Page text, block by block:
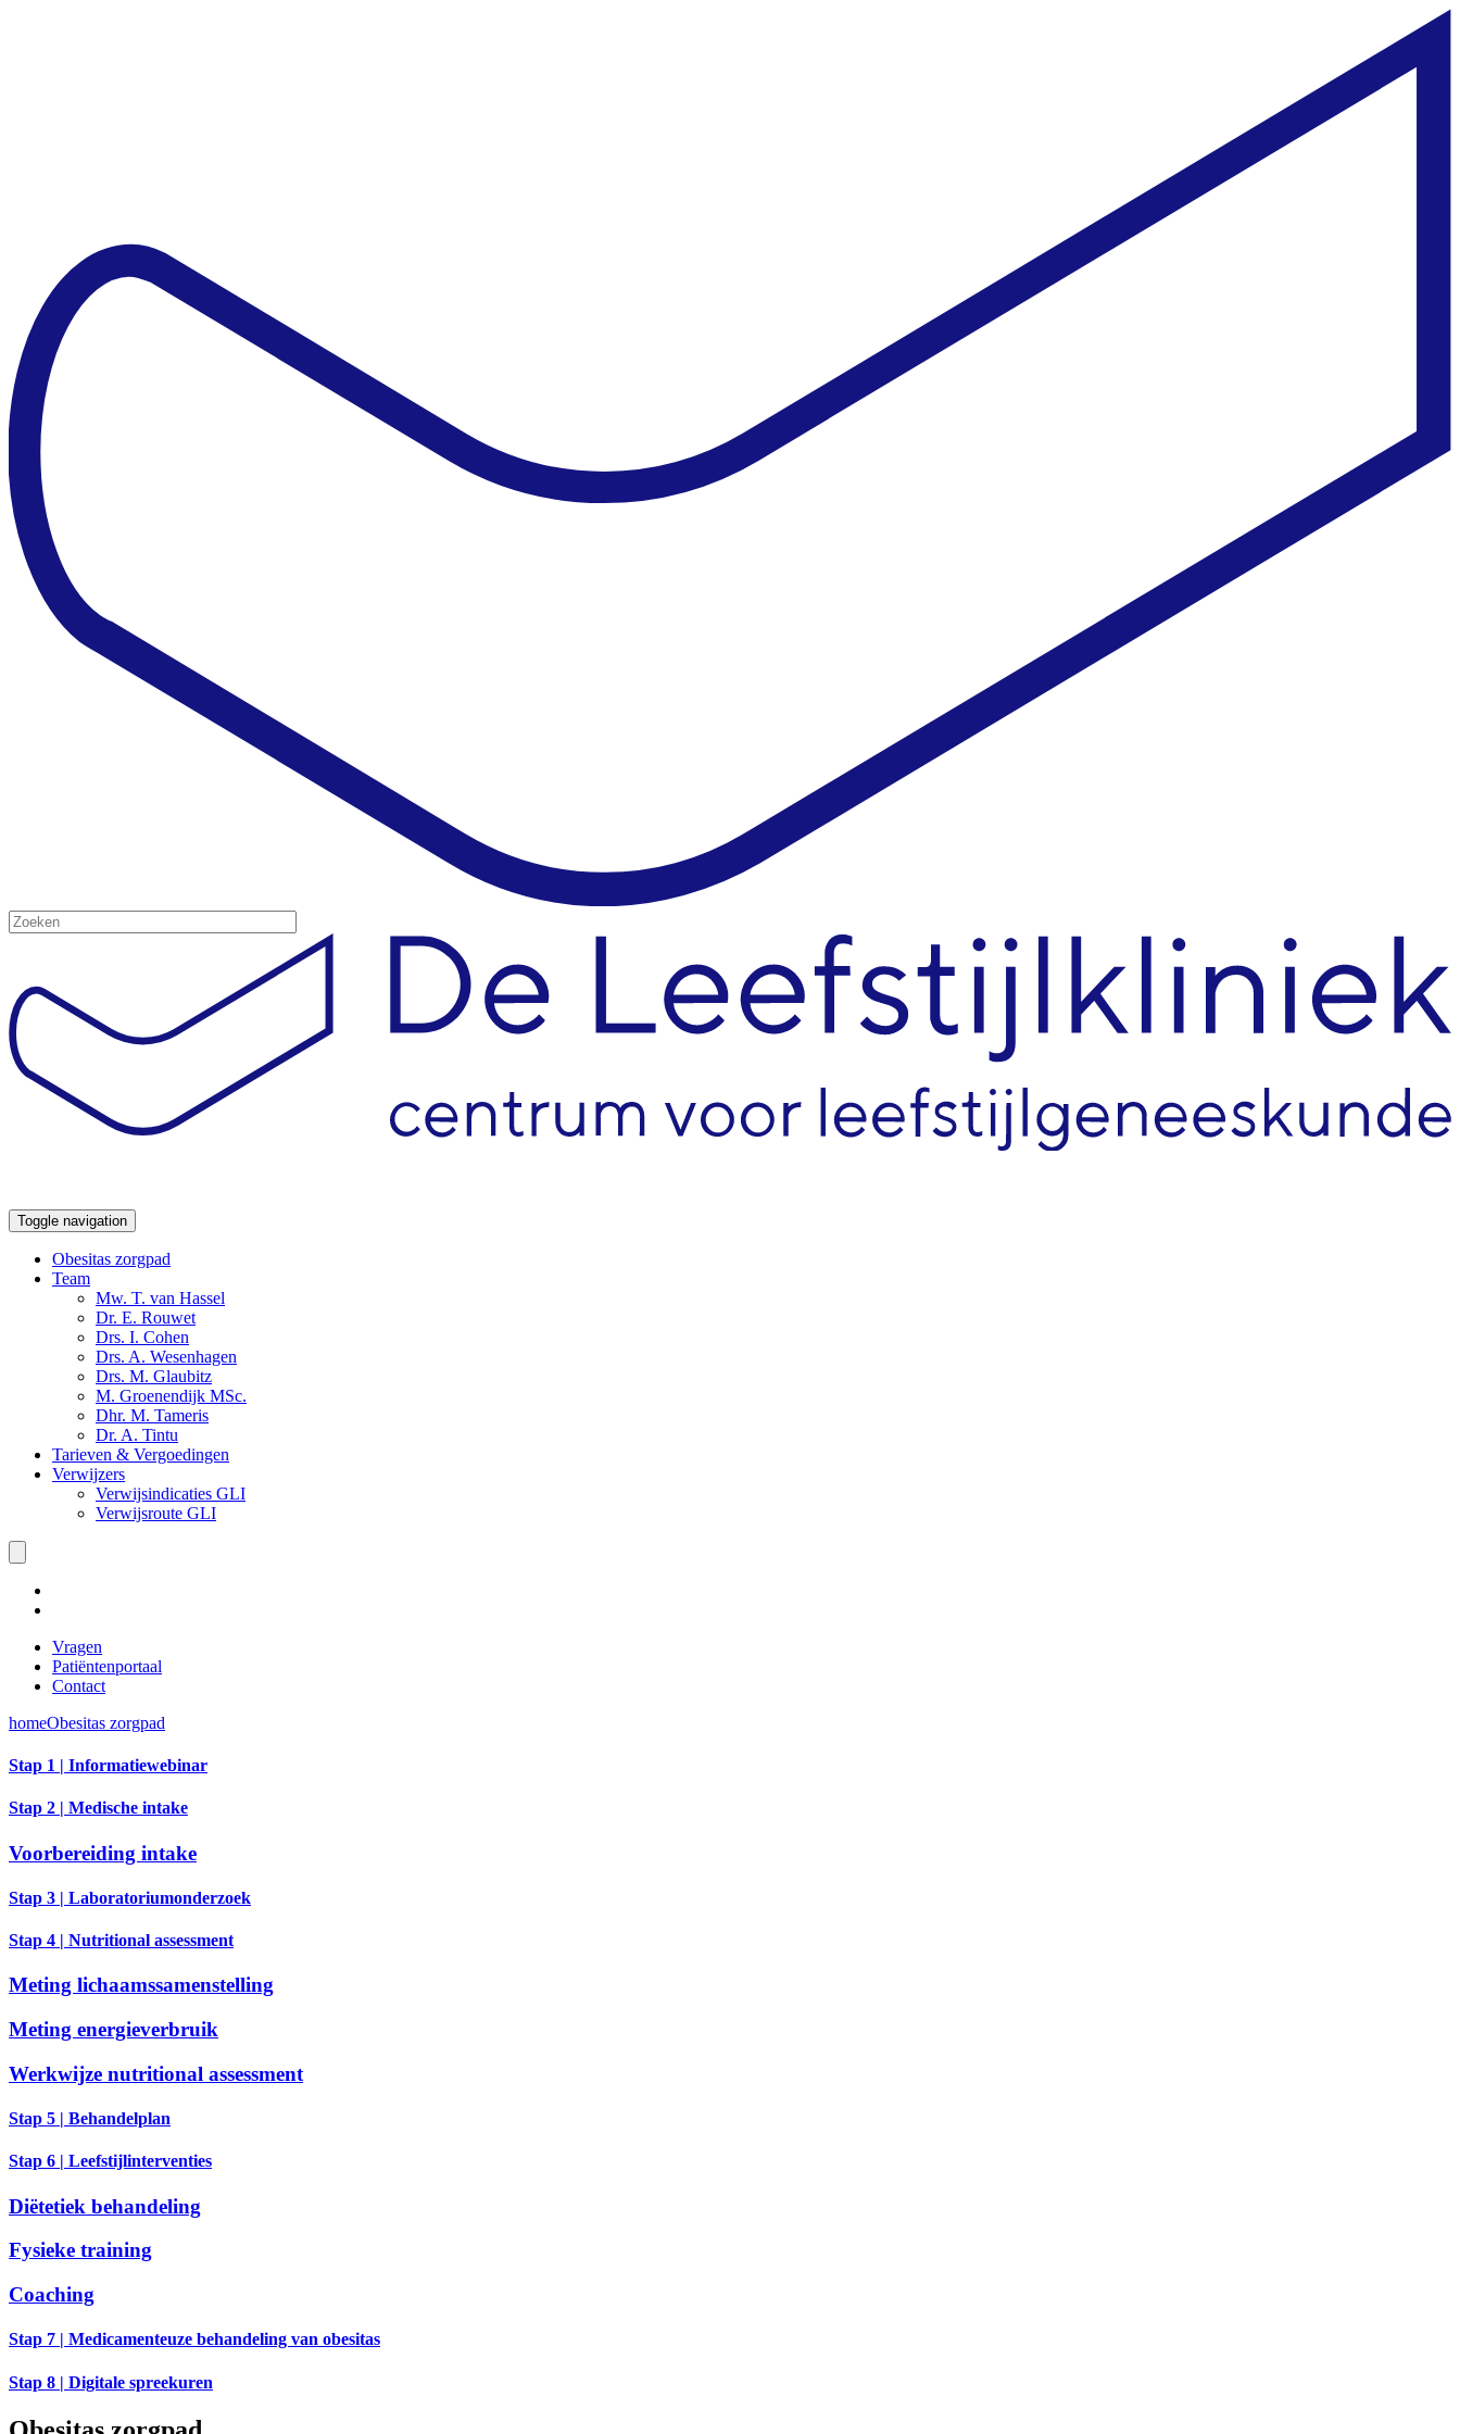
Toggle navigation
Obesitas zorgpad
Team
Mw. T. van Hassel
Dr. E. Rouwet
Drs. I. Cohen
Drs. A. Wesenhagen
Drs. M. Glaubitz
M. Groenendijk MSc.
Dhr. M. Tameris
Dr. A. Tintu
Tarieven & Vergoedingen
Verwijzers
Verwijsindicaties GLI
Verwijsroute GLI
Vragen
Patiëntenportaal
Contact
homeObesitas zorgpad
Stap 1 | Informatiewebinar
Stap 2 | Medische intake
Voorbereiding intake
Stap 3 | Laboratoriumonderzoek
Stap 4 | Nutritional assessment
Meting lichaamssamenstelling
Meting energieverbruik
Werkwijze nutritional assessment
Stap 5 | Behandelplan
Stap 6 | Leefstijlinterventies
Diëtetiek behandeling
Fysieke training
Coaching
Stap 7 | Medicamenteuze behandeling van obesitas
Stap 8 | Digitale spreekuren